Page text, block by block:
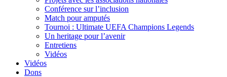
Conférence sur l’inclusion
Match pour amputés
Tournoi : Ultimate UEFA Champions Legends
Un heritage pour l’avenir
Entretiens
Vidéos
Vidéos
Dons